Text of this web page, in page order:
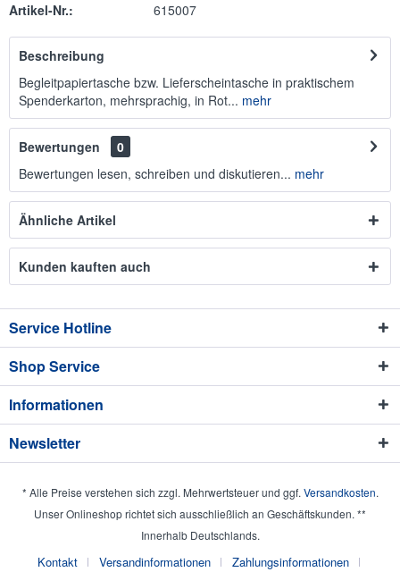
Artikel-Nr.: 615007
Beschreibung
Begleitpapiertasche bzw. Lieferscheintasche in praktischem
Spenderkarton, mehrsprachig, in Rot... mehr
Bewertungen
0
Bewertungen lesen, schreiben und diskutieren... mehr
Ähnliche Artikel
Kunden kauften auch
Service Hotline
Shop Service
Informationen
Newsletter
* Alle Preise verstehen sich zzgl. Mehrwertsteuer und ggf. Versandkosten.
Unser Onlineshop richtet sich ausschließlich an Geschäftskunden. **
Innerhalb Deutschlands.
Kontakt Versandinformationen Zahlungsinformationen